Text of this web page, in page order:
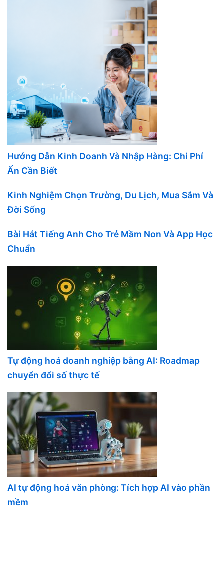
Hướng Dẫn Kinh Doanh Và Nhập Hàng: Chi Phí
Ẩn Cần Biết
Kinh Nghiệm Chọn Trường, Du Lịch, Mua Sắm Và
Đời Sống
Bài Hát Tiếng Anh Cho Trẻ Mầm Non Và App Học
Chuẩn
Tự động hoá doanh nghiệp bằng AI: Roadmap
chuyển đổi số thực tế
AI tự động hoá văn phòng: Tích hợp AI vào phần
mềm